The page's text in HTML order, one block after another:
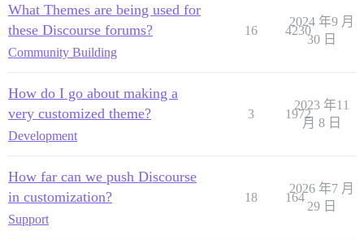
What Themes are being used for
these Discourse forums?
Community Building
16 4230
2024 年9 月
30 日
How do I go about making a
very customized theme?
Development
3 1972
2023 年11
月 8 日
How far can we push Discourse
in customization?
Support
18 164
2026 年7 月
29 日